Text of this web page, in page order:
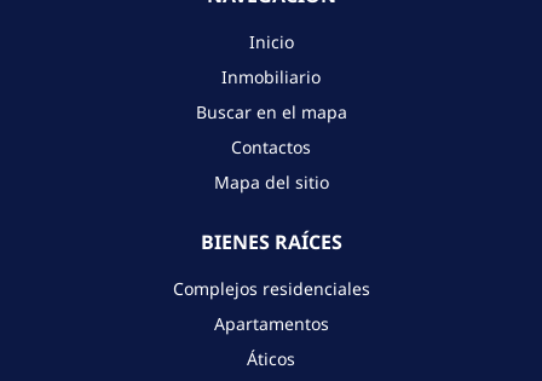
Inicio
Inmobiliario
Buscar en el mapa
Contactos
Mapa del sitio
BIENES RAÍCES
Complejos residenciales
Apartamentos
Áticos